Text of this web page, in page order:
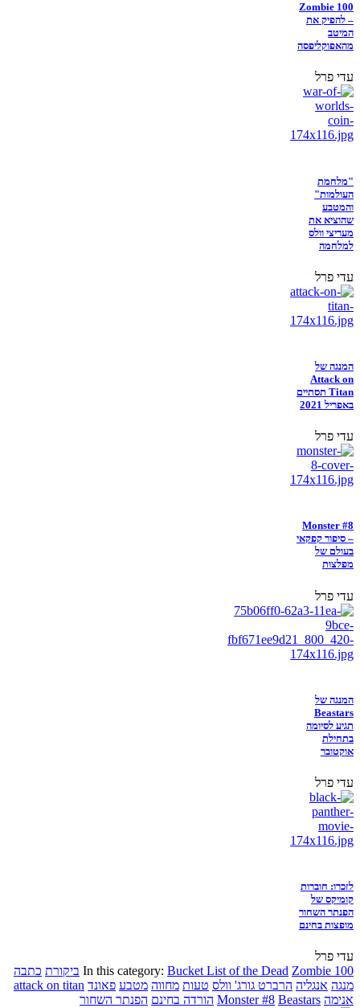
Zombie 100
– להפיק את
המיטב
מהאפוקליפסה
עדי פרל
"מלחמת
העולמות"
והמטבע
שהוציא את
מעריצי וולס
למלחמה
עדי פרל
המנגה של
Attack on
Titan תסתיים
באפריל 2021
עדי פרל
Monster #8
– סיפור קפקאי
בעולם של
מפלצות
עדי פרל
המנגה של
Beastars
תגיע לסיומה
בתחילת
אוקטובר
עדי פרל
לזכרו: חוברות
קומיקס של
הפנתר השחור
מופצות בחינם
עדי פרל
In this category: Bucket List of the Dead Zombie 100 ביקורת כתבה
מנגה אנגליה הרברט גורג' וולס טעות מחווה מטבע פאונד attack on titan
אנימה
Monster #8 Beastars הורדה בחינם הפנתר השחור